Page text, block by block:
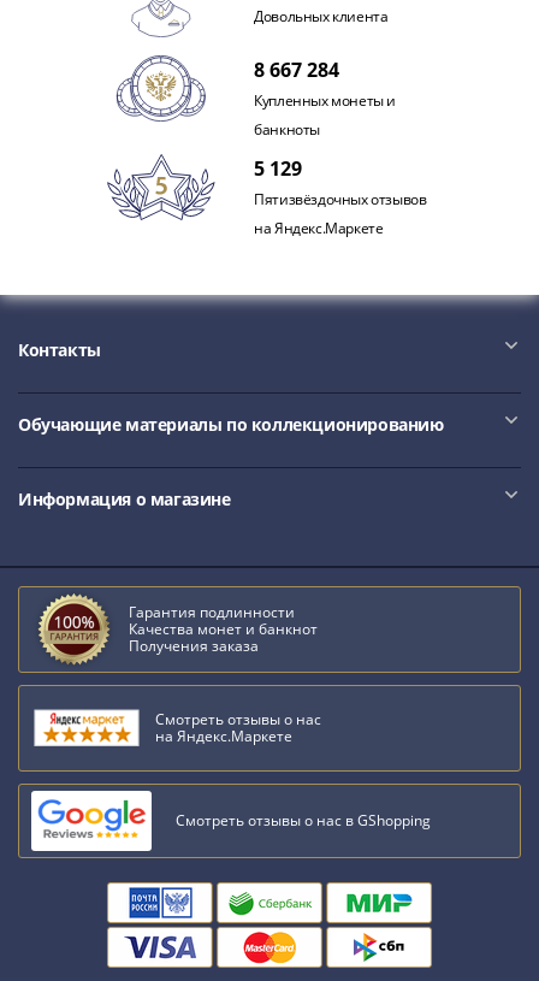
Довольных клиента
8 667 284
Купленных монеты и
банкноты
5 129
Пятизвёздочных отзывов
на Яндекс.Маркете
Контакты
Обучающие материалы по коллекционированию
Информация о магазине
Гарантия подлинности
Качества монет и банкнот
Получения заказа
Смотреть отзывы о нас
на Яндекс.Маркете
Смотреть отзывы о нас в GShopping